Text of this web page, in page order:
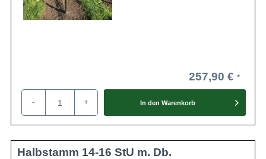
257,90 €
- + In den Warenkorb
Halbstamm 14-16 StU m. Db.